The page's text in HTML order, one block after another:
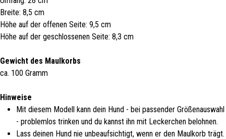
Breite: 8,5 cm
Höhe auf der offenen Seite: 9,5 cm
Höhe auf der geschlossenen Seite: 8,3 cm
Gewicht des Maulkorbs
ca. 100 Gramm
Hinweise
Mit diesem Modell kann dein Hund - bei passender Größenauswahl
- problemlos trinken und du kannst ihn mit Leckerchen belohnen.
Lass deinen Hund nie unbeaufsichtigt, wenn er den Maulkorb trägt.